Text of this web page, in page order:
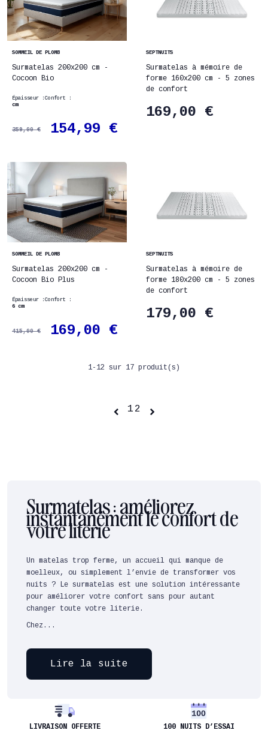
SOMMEIL DE PLOMB
Surmatelas 200x200 cm -
Cocoon Bio
Épaisseur :
cm
Confort :
359,00 € 154,99 €
SEPTNUITS
Surmatelas à mémoire de
forme 160x200 cm - 5 zones
de confort
169,00 €
SOMMEIL DE PLOMB
Surmatelas 200x200 cm -
Cocoon Bio Plus
Épaisseur :
6 cm
Confort :
415,00 € 169,00 €
SEPTNUITS
Surmatelas à mémoire de
forme 180x200 cm - 5 zones
de confort
179,00 €
1-12 sur 17 produit(s)
 1 2 
Surmatelas : améliorez
instantanément le confort de
votre literie
Un matelas trop ferme, un accueil qui manque de
moelleux, ou simplement l’envie de transformer vos
nuits ? Le surmatelas est une solution intéressante
pour améliorer votre confort sans pour autant
changer toute votre literie.
Chez...
Lire la suite
LIVRAISON OFFERTE
100 NUITS D’ESSAI